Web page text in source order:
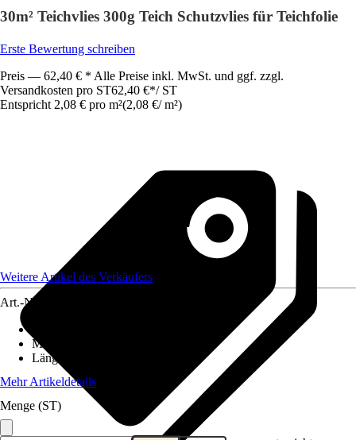
30m² Teichvlies 300g Teich Schutzvlies für Teichfolie
Erste Bewertung schreiben
Preis — 62,40 € * Alle Preise inkl. MwSt. und ggf. zzgl.
Versandkosten pro ST62,40 €*/ ST
Entspricht 2,08 € pro m²(2,08 €/ m²)
Weitere Artikel des Verkäufers
Art.-Nr.
Material
Länge
Mehr Artikeldetails
Menge (ST)